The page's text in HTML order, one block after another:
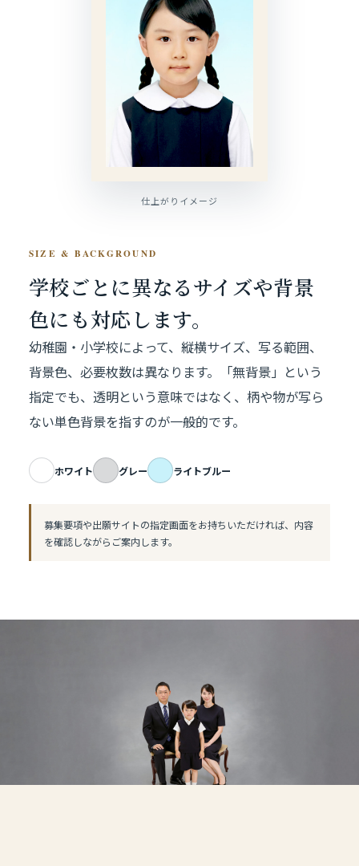
SIZE & BACKGROUND
学校ごとに異なるサイズや背景
色にも対応します。
幼稚園・小学校によって、縦横サイズ、写る範囲、
背景色、必要枚数は異なります。「無背景」という
指定でも、透明という意味ではなく、柄や物が写ら
ない単色背景を指すのが一般的です。
ホワイト グレー ライトブルー
募集要項や出願サイトの指定画面をお持ちいただければ、内容
を確認しながらご案内します。
仕上がりイメージ